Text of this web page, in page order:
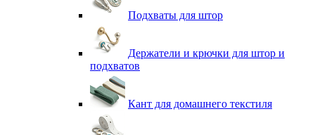
Подхваты для штор
Держатели и крючки для штор и
подхватов
Кант для домашнего текстиля